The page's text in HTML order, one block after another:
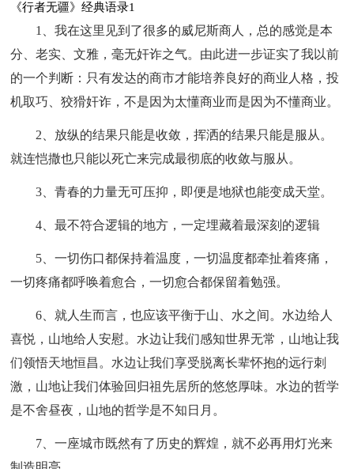
《行者无疆》经典语录1
1、我在这里见到了很多的威尼斯商人，总的感觉是本
分、老实、文雅，毫无奸诈之气。由此进一步证实了我以前
的一个判断：只有发达的商市才能培养良好的商业人格，投
机取巧、狡猾奸诈，不是因为太懂商业而是因为不懂商业。
2、放纵的结果只能是收敛，挥洒的结果只能是服从。
就连恺撒也只能以死亡来完成最彻底的收敛与服从。
3、青春的力量无可压抑，即便是地狱也能变成天堂。
4、最不符合逻辑的地方，一定埋藏着最深刻的逻辑
5、一切伤口都保持着温度，一切温度都牵扯着疼痛，
一切疼痛都呼唤着愈合，一切愈合都保留着勉强。
6、就人生而言，也应该平衡于山、水之间。水边给人
喜悦，山地给人安慰。水边让我们感知世界无常，山地让我
们领悟天地恒昌。水边让我们享受脱离长辈怀抱的远行刺
激，山地让我们体验回归祖先居所的悠悠厚味。水边的哲学
是不舍昼夜，山地的哲学是不知日月。
7、一座城市既然有了历史的辉煌，就不必再用灯光来